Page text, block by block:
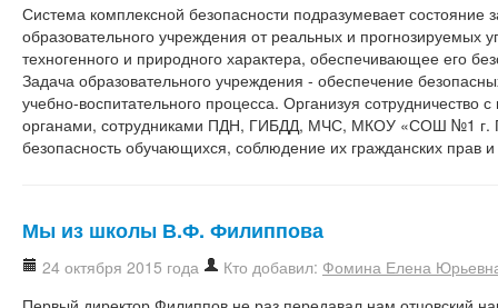
Система комплексной безопасности подразумевает состояние
образовательного учреждения от реальных и прогнозируемых
техногенного и природного характера, обеспечивающее его
Задача образовательного учреждения - обеспечение
учебно-воспитательного процесса. Организуя сотрудничество
органами, сотрудниками ПДН, ГИБДД, МЧС, МКОУ «СОШ №1 г.
безопасность обучающихся, соблюдение их гражданских прав
Мы из школы В.Ф. Филиппова
24 октября 2015 года Кто добавил: Фомина Елена